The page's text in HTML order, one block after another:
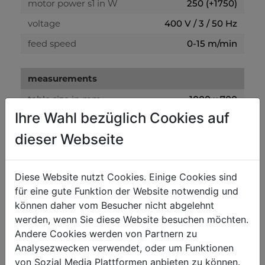
motor power s1 in W
250 (+1750)
voltage
400 V / 3 / 50 Hz
feed speed
0-15 m/min
measurements
table size in mm
1000 x 700
table height in mm
850
min. workpiece thickness in mm
10
max. workpiece thickness in mm
50
edge banding
edge width in mm
13 - 54
Ihre Wahl bezüglich Cookies auf
dieser Webseite
Diese Website nutzt Cookies. Einige Cookies sind
für eine gute Funktion der Website notwendig und
können daher vom Besucher nicht abgelehnt
werden, wenn Sie diese Website besuchen möchten.
Andere Cookies werden von Partnern zu
Analysezwecken verwendet, oder um Funktionen
von Sozial Media Plattformen anbieten zu können.